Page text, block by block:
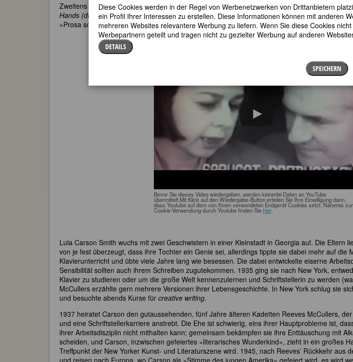
Zweitens ihr Arbeitsethos. McCullers war eine skrupelhaft genaue Stilistin: An ihrem relativ
Hands (dt. Uhr ohne Zeiger)(1961) arbeitete sie acht Jahre lang; manche Kapitel schrieb sie
»Prosa sollte wie Lyrik sein«.
Bevor Sie dieses Video wiedergeben, werden keinerlei Daten an YouTube
übermittelt.Mit Klick auf den Wiedergabe-Button erteilen Sie Ihre Einwilligung darin,
dass Youtube auf dem von Ihnen verwendeten Endgerät Cookies setzt. Näheres zur
Cookie-Verwendung durch Youtube finden Siehier.
Lula Carson Smith wuchs mit zwei Geschwistern in einer Kleinstadt in Georgia auf. Die Eltern
von je fest überzeugt, dass ihre Tochter ein Genie sei, allerdings tippte sie dabei mehr auf die
Klavierunterricht und übte viele Jahre lang wie besessen. Die dabei entwickelte eiserne
Sensibilität sollten auch ihrem Schreiben zugutekommen. 1935 ging sie nach New York,
Klavier zu studieren oder um die große Welt kennenzulernen und Schriftstellerin zu werden
McCullers erzählte gern mehrere Versionen ihrer Lebensgeschichte. In New York schlug sie
und besuchte abends Kurse für creative writing.
1937 heiratet Carson den gutaussehenden, fünf Jahre älteren Kadetten Reeves McCullers,
und eine Schriftstellerkarriere anstrebt. Die Ehe ist schwierig, eins ihrer Hauptprobleme ist,
ihrer Arbeitsdisziplin nicht mithalten kann; gemeinsam bekämpfen sie ihre Enttäuschung mit
scheiden, und Carson, inzwischen gefeiertes »literarisches Wunderkind«, zieht in ein großes
Treffpunkt der New Yorker Kunst- und Literaturszene wird. 1945, nach Reeves’ Rückkehr aus
Diese Cookies werden in der Regel von Werbenetzwerken von Drittanbietern
ein Profil Ihrer Interessen zu erstellen. Diese Informationen können mit anderen
mehreren Websites relevantere Werbung zu liefern. Wenn Sie diese Cookies
Werbepartnern geteilt und tragen nicht zu gezielter Werbung auf anderen
DETAILS
SPEICHERN